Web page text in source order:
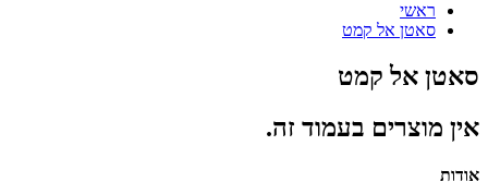
ראשי
סאטן אל קמט
סאטן אל קמט
אין מוצרים בעמוד זה.
אודות